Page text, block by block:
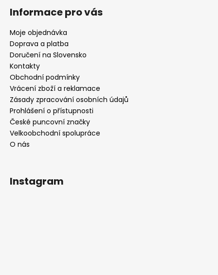
Informace pro vás
Moje objednávka
Doprava a platba
Doručení na Slovensko
Kontakty
Obchodní podmínky
Vrácení zboží a reklamace
Zásady zpracování osobních údajů
Prohlášení o přístupnosti
České puncovní značky
Velkoobchodní spolupráce
O nás
Instagram